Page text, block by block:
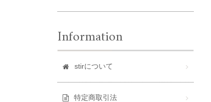
Information
stirについて
特定商取引法